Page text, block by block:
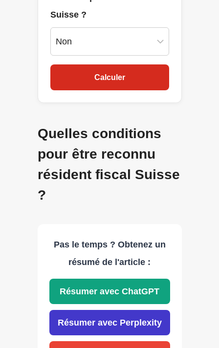
Suisse ?
Calculer
Quelles conditions
pour être reconnu
résident fiscal Suisse
?
Pas le temps ? Obtenez un
résumé de l'article :
Résumer avec ChatGPT
Résumer avec Perplexity